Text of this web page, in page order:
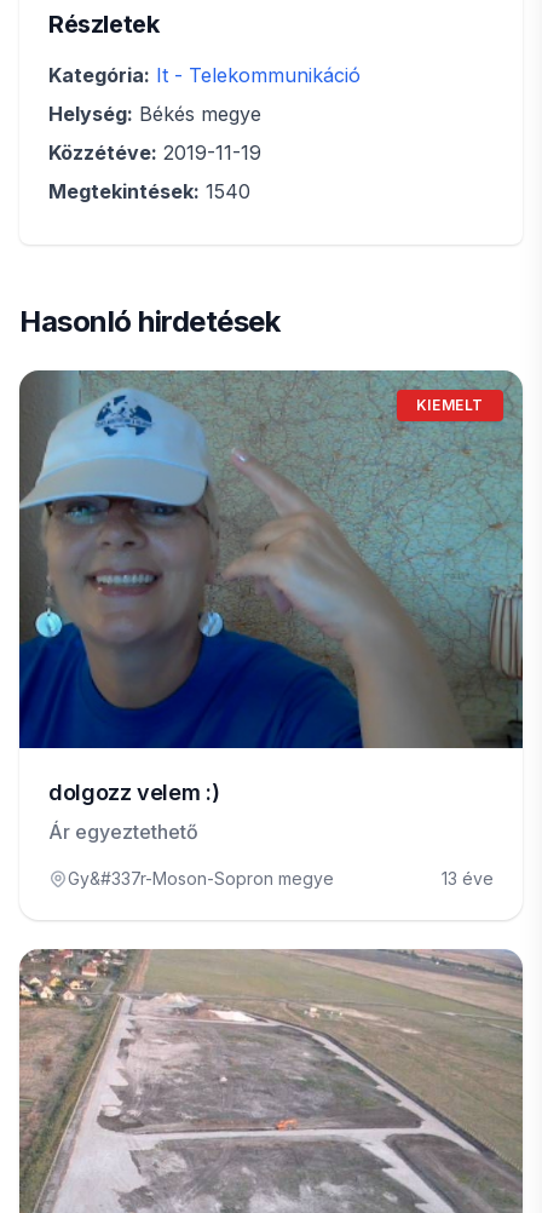
Részletek
Kategória: It - Telekommunikáció
Helység: Békés megye
Közzétéve: 2019-11-19
Megtekintések: 1540
Hasonló hirdetések
KIEMELT
dolgozz velem :)
Ár egyeztethető
Gy&#337r-Moson-Sopron megye 13 éve